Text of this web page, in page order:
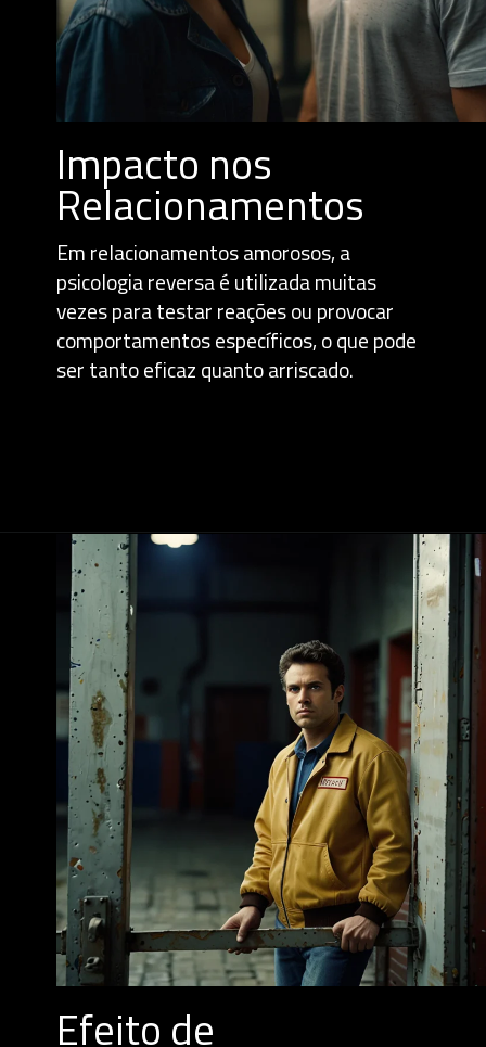
Impacto nos
Relacionamentos
Em relacionamentos amorosos, a
psicologia reversa é utilizada muitas
vezes para testar reações ou provocar
comportamentos específicos, o que pode
ser tanto eficaz quanto arriscado.
Efeito de